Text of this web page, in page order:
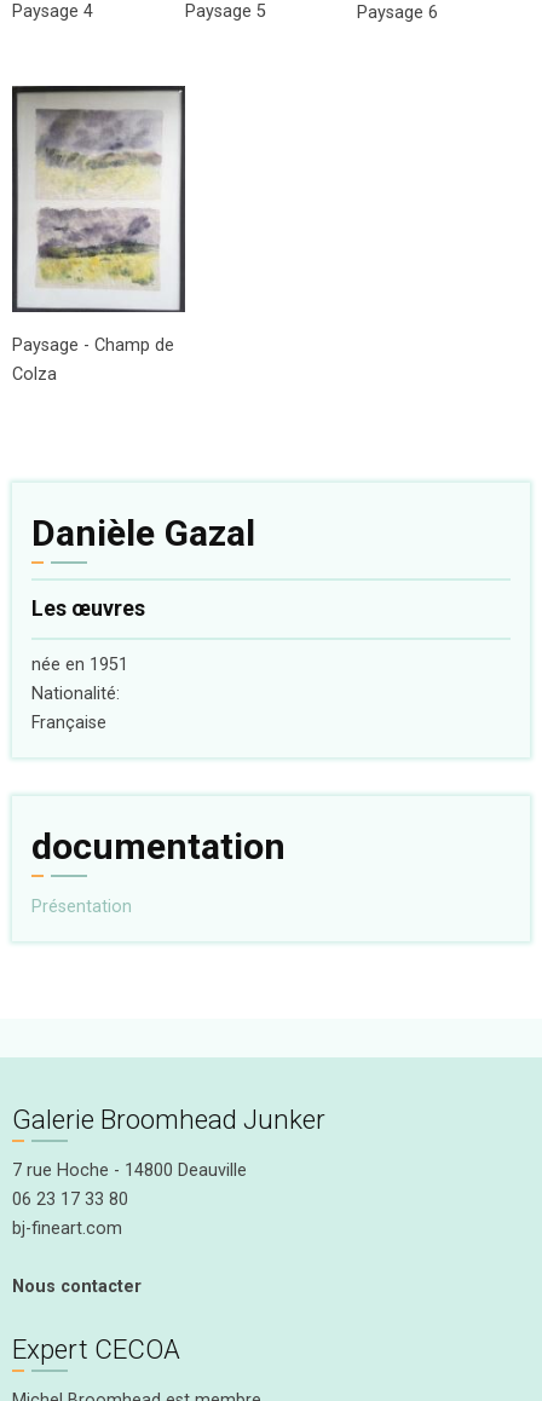
Paysage 4 Paysage 5 Paysage 6
Paysage - Champ de
Colza
Danièle Gazal
Les œuvres
née en 1951
Nationalité:
Française
documentation
Présentation
Galerie Broomhead Junker
7 rue Hoche - 14800 Deauville
06 23 17 33 80
bj-fineart.com
Nous contacter
Expert CECOA